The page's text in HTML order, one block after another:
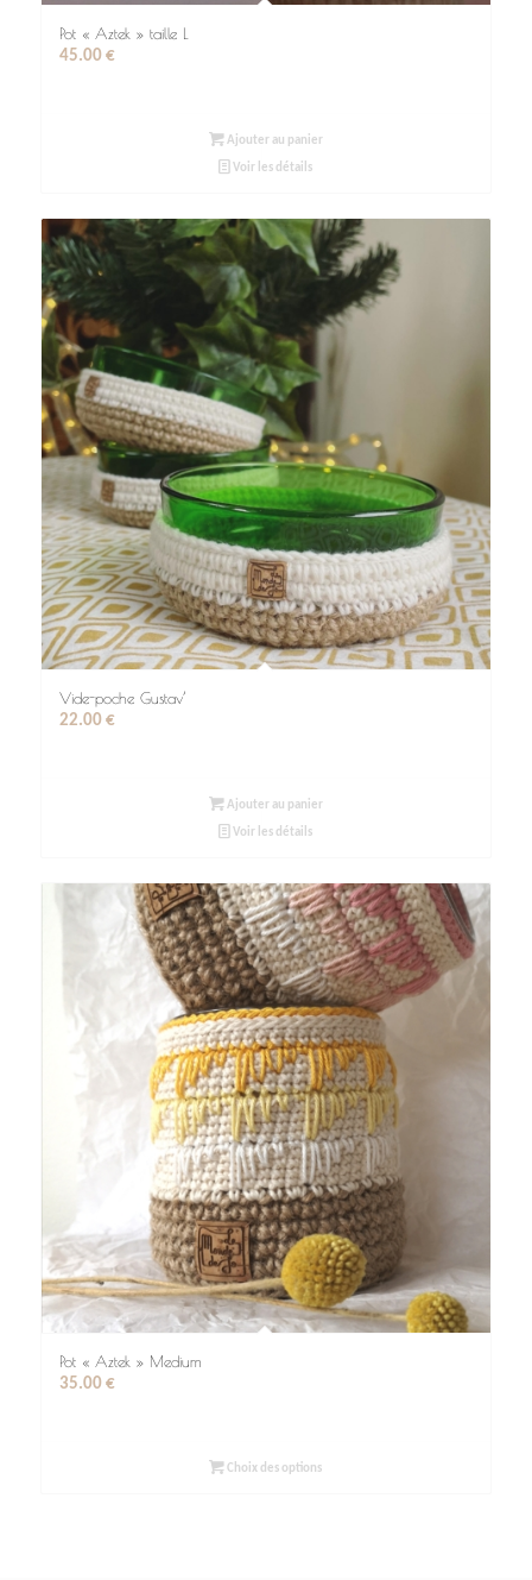
Pot « Aztek » taille L
45.00 €
Ajouter au panier
Voir les détails
Vide-poche Gustav’
22.00 €
Ajouter au panier
Voir les détails
Pot « Aztek » Medium
35.00 €
Choix des options